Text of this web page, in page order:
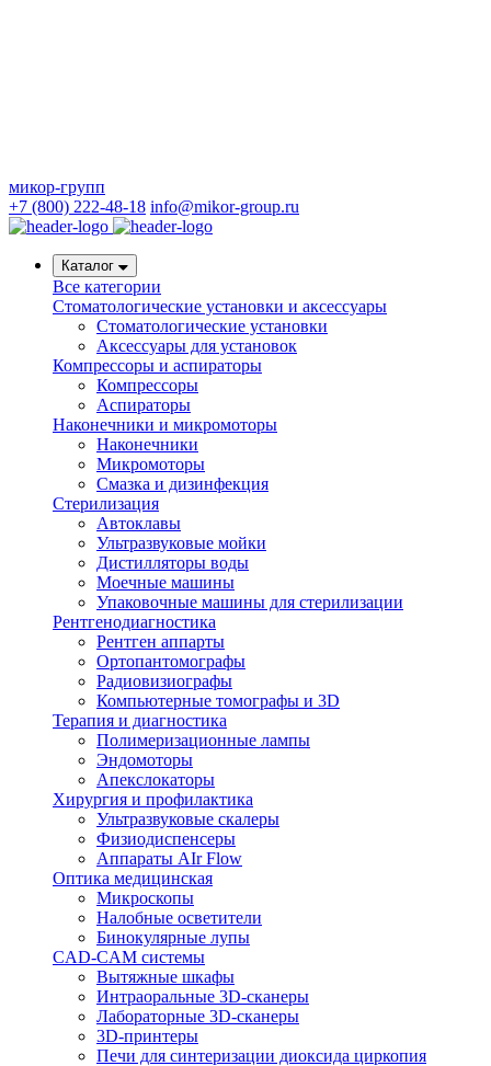
микор-групп
+7 (800) 222-48-18 info@mikor-group.ru
Каталог
Все категории
Стоматологические установки и аксессуары
Стоматологические установки
Аксессуары для установок
Компрессоры и аспираторы
Компрессоры
Аспираторы
Наконечники и микромоторы
Наконечники
Микромоторы
Смазка и дизинфекция
Стерилизация
Автоклавы
Ультразвуковые мойки
Дистилляторы воды
Моечные машины
Упаковочные машины для стерилизации
Рентгенодиагностика
Рентген аппарты
Ортопантомографы
Радиовизиографы
Компьютерные томографы и 3D
Терапия и диагностика
Полимеризационные лампы
Эндомоторы
Апекслокаторы
Хирургия и профилактика
Ультразвуковые скалеры
Физиодиспенсеры
Аппараты AIr Flow
Оптика медицинская
Микроскопы
Налобные осветители
Бинокулярные лупы
CAD-CAM системы
Вытяжные шкафы
Интраоральные 3D-сканеры
Лабораторные 3D-сканеры
3D-принтеры
Печи для синтеризации диоксида циркопия